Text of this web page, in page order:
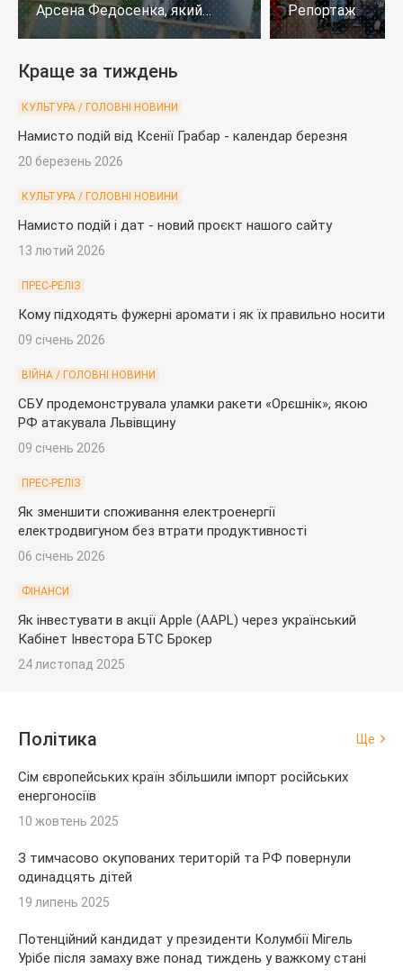
Арсена Федосенка, який
загинув на війні
Репортаж
Краще за тиждень
КУЛЬТУРА / ГОЛОВНІ НОВИНИ
Намисто подій від Ксенії Грабар - календар березня
20 березень 2026
КУЛЬТУРА / ГОЛОВНІ НОВИНИ
Намисто подій і дат - новий проєкт нашого сайту
13 лютий 2026
ПРЕС-РЕЛІЗ
Кому підходять фужерні аромати і як їх правильно носити
09 січень 2026
ВІЙНА / ГОЛОВНІ НОВИНИ
СБУ продемонструвала уламки ракети «Орєшнік», якою
РФ атакувала Львівщину
09 січень 2026
ПРЕС-РЕЛІЗ
Як зменшити споживання електроенергії
електродвигуном без втрати продуктивності
06 січень 2026
ФІНАНСИ
Як інвестувати в акції Apple (AAPL) через український
Кабінет Інвестора БТС Брокер
24 листопад 2025
Політика Ще
Сім європейських країн збільшили імпорт російських
енергоносіїв
10 жовтень 2025
З тимчасово окупованих територій та РФ повернули
одинадцять дітей
19 липень 2025
Потенційний кандидат у президенти Колумбії Мігель
Урібе після замаху вже понад тиждень у важкому стані